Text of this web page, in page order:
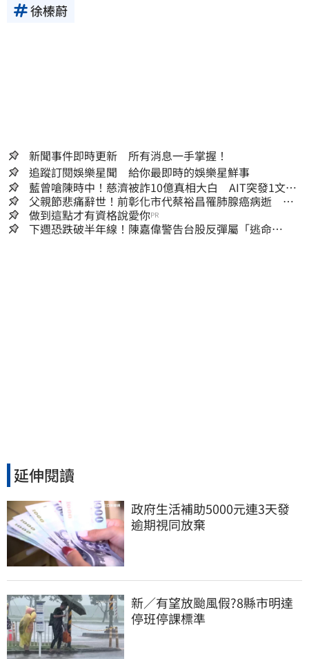
徐榛蔚
新聞事件即時更新 所有消息一手掌握！
追蹤訂閱娛樂星聞 給你最即時的娛樂星鮮事
藍曾嗆陳時中！慈濟被詐10億真相大白 AIT突發1文酸
爆…他笑：真的很會
父親節悲痛辭世！前彰化市代蔡裕昌罹肺腺癌病逝 享
壽71歲
做到這點才有資格說愛你PR
下週恐跌破半年線！陳嘉偉警告台股反彈屬「逃命
延伸閱讀
政府生活補助5000元連3天發
逾期視同放棄
新／有望放颱風假?8縣市明達
停班停課標準